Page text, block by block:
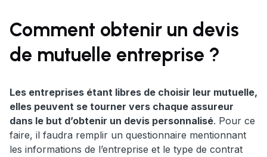
Comment obtenir un devis
de mutuelle entreprise ?
Les entreprises étant libres de choisir leur mutuelle,
elles peuvent se tourner vers chaque assureur
dans le but d’obtenir un devis personnalisé. Pour ce
faire, il faudra remplir un questionnaire mentionnant
les informations de l’entreprise et le type de contrat